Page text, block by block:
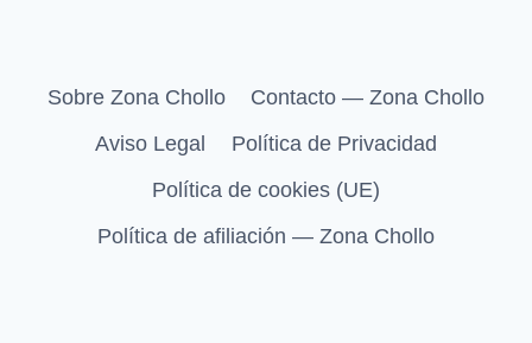
Sobre Zona Chollo
Contacto — Zona Chollo
Aviso Legal
Política de Privacidad
Política de cookies (UE)
Política de afiliación — Zona Chollo